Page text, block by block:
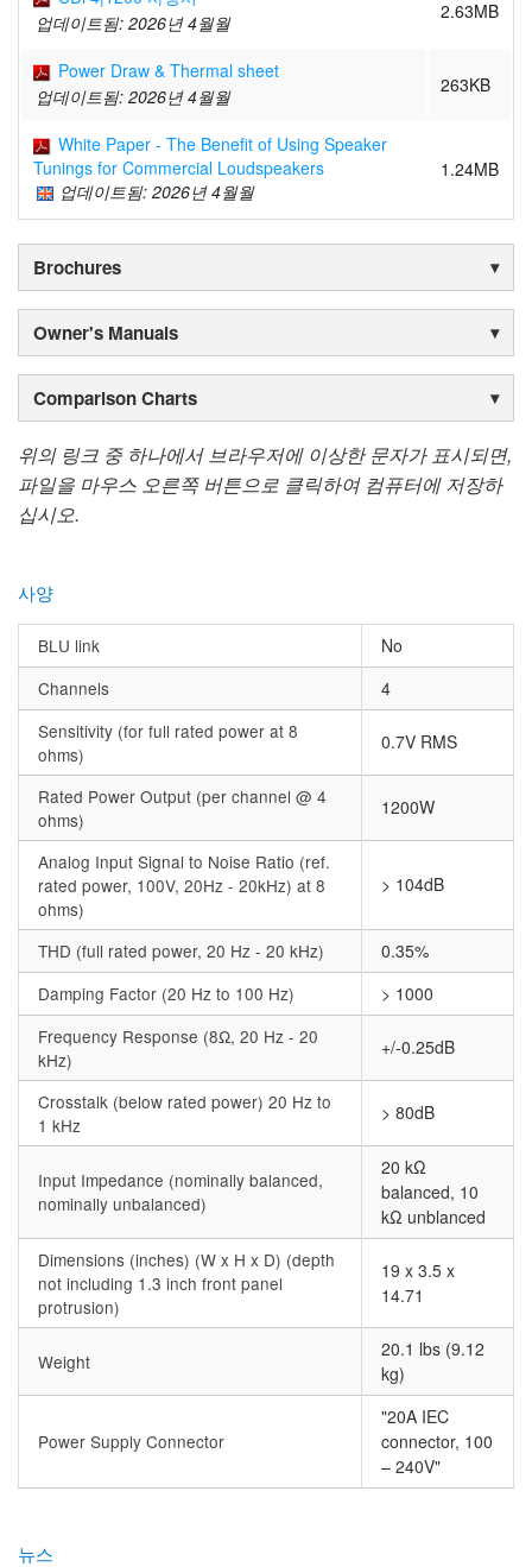
업데이트됨: 2026년 4월월
2.63MB
Power Draw & Thermal sheet
업데이트됨: 2026년 4월월
263KB
White Paper - The Benefit of Using Speaker
Tunings for Commercial Loudspeakers
업데이트됨: 2026년 4월월
1.24MB
Brochures
Owner's Manuals
Comparison Charts
위의 링크 중 하나에서 브라우저에 이상한 문자가 표시되면,
파일을 마우스 오른쪽 버튼으로 클릭하여 컴퓨터에 저장하
십시오.
사양
BLU link
No
Channels
4
Sensitivity (for full rated power at 8
ohms)
0.7V RMS
Rated Power Output (per channel @ 4
ohms)
1200W
Analog Input Signal to Noise Ratio (ref.
rated power, 100V, 20Hz - 20kHz) at 8
ohms)
> 104dB
THD (full rated power, 20 Hz - 20 kHz)
0.35%
Damping Factor (20 Hz to 100 Hz)
> 1000
Frequency Response (8Ω, 20 Hz - 20
kHz)
+/-0.25dB
Crosstalk (below rated power) 20 Hz to
1 kHz
> 80dB
Input Impedance (nominally balanced,
nominally unbalanced)
20 kΩ
balanced, 10
kΩ unblanced
Dimensions (inches) (W x H x D) (depth
not including 1.3 inch front panel
protrusion)
19 x 3.5 x
14.71
Weight
20.1 lbs (9.12
kg)
Power Supply Connector
"20A IEC
connector, 100
– 240V"
뉴스